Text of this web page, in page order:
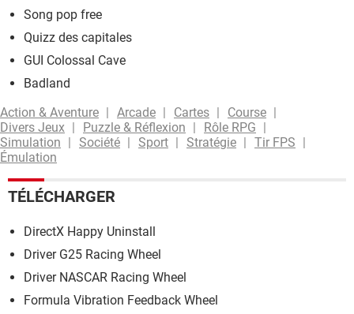
Song pop free
Quizz des capitales
GUI Colossal Cave
Badland
Action & Aventure
Arcade Cartes
Course
Divers Jeux
Puzzle & Réflexion
Rôle RPG
Simulation
Société Sport Stratégie
Tir FPS
Émulation
TÉLÉCHARGER
DirectX Happy Uninstall
Driver G25 Racing Wheel
Driver NASCAR Racing Wheel
Formula Vibration Feedback Wheel